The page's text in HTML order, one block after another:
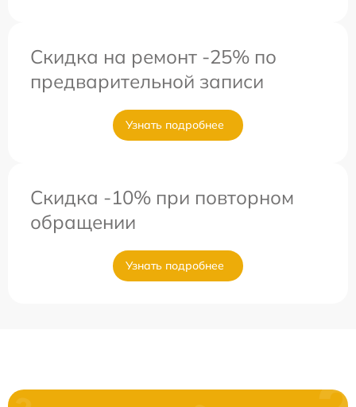
Скидка на ремонт -25% по
предварительной записи
Узнать подробнее
Скидка -10% при повторном
обращении
Узнать подробнее